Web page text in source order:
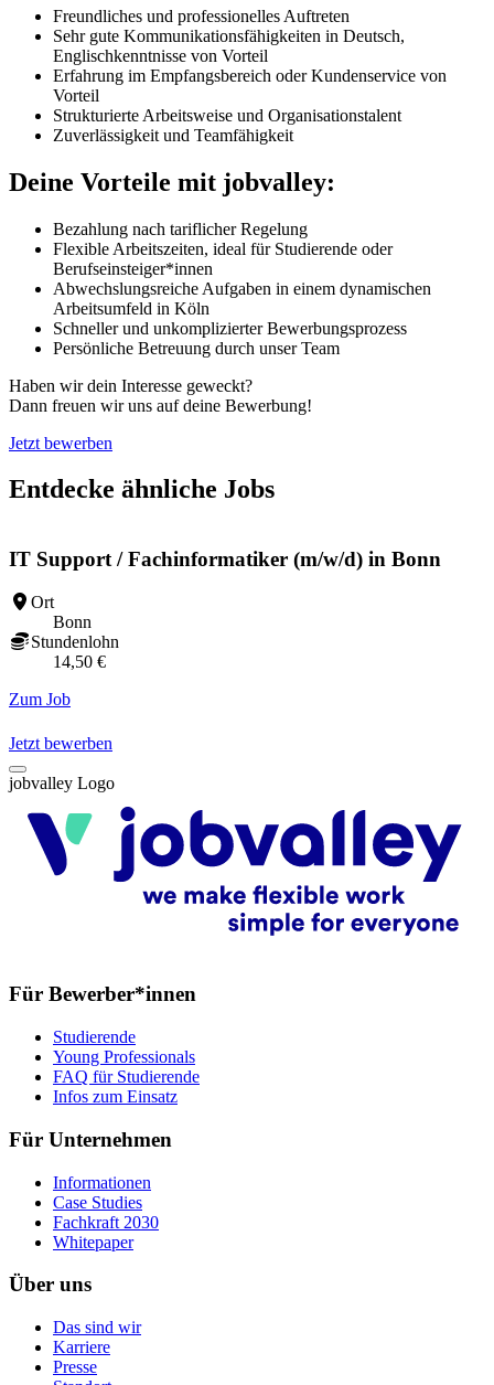
Freundliches und professionelles Auftreten
Sehr gute Kommunikationsfähigkeiten in Deutsch,
Englischkenntnisse von Vorteil
Erfahrung im Empfangsbereich oder Kundenservice von
Vorteil
Strukturierte Arbeitsweise und Organisationstalent
Zuverlässigkeit und Teamfähigkeit
Deine Vorteile mit jobvalley:
Bezahlung nach tariflicher Regelung
Flexible Arbeitszeiten, ideal für Studierende oder
Berufseinsteiger*innen
Abwechslungsreiche Aufgaben in einem dynamischen
Arbeitsumfeld in Köln
Schneller und unkomplizierter Bewerbungsprozess
Persönliche Betreuung durch unser Team
Haben wir dein Interesse geweckt?
Dann freuen wir uns auf deine Bewerbung!
Jetzt bewerben
Entdecke ähnliche Jobs
IT Support / Fachinformatiker (m/w/d) in Bonn
Ort
Bonn
Stundenlohn
14,50 €
Zum Job
Jetzt bewerben
jobvalley Logo
Für Bewerber*innen
Studierende
Young Professionals
FAQ für Studierende
Infos zum Einsatz
Für Unternehmen
Informationen
Case Studies
Fachkraft 2030
Whitepaper
Über uns
Das sind wir
Karriere
Presse